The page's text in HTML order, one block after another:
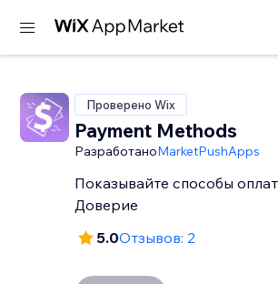
Проверено Wix
Payment Methods
РазработаноMarketPushApps
Показывайте способы
Доверие
5.0Отзывов: 2